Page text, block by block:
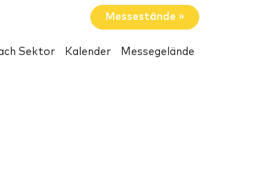
Messestände »
Sektor Kalender Messegelände